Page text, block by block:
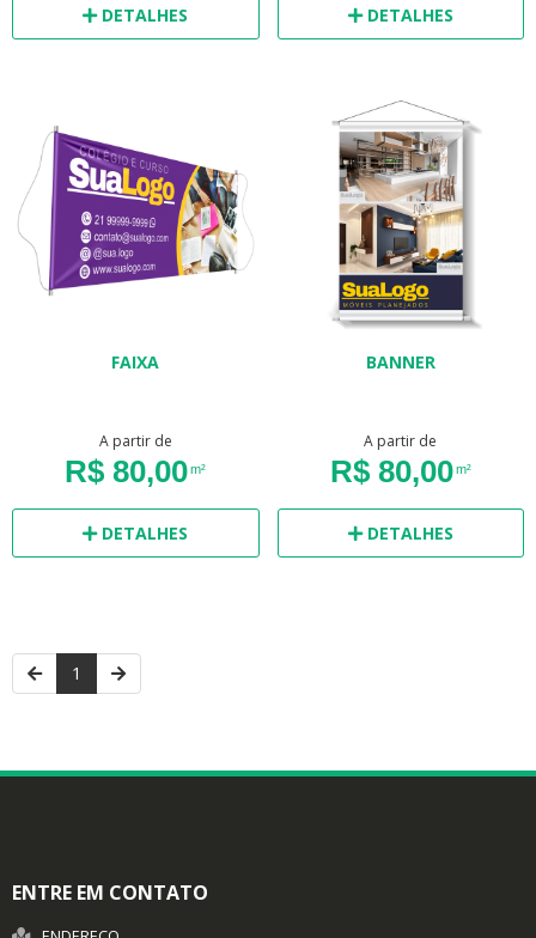
DETALHES DETALHES
FAIXA
A partir de
R$ 80,00m²
DETALHES
BANNER
A partir de
R$ 80,00m²
DETALHES
1
ENTRE EM CONTATO